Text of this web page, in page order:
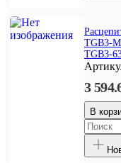
TGB3-
TGB3-
3
В